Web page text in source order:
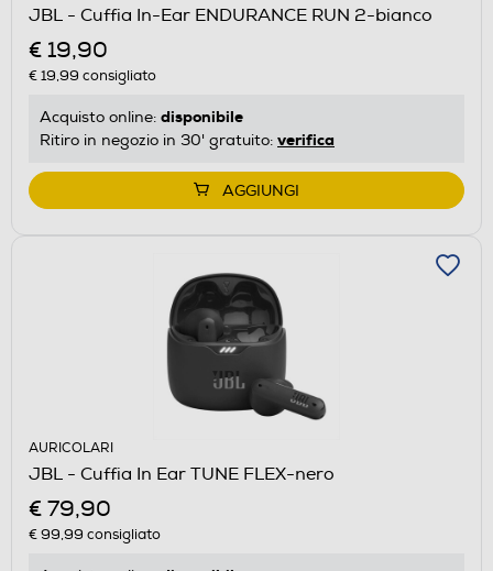
JBL - Cuffia In-Ear ENDURANCE RUN 2-bianco
€ 19,90
€ 19,99 consigliato
Acquisto online: disponibile
Ritiro in negozio in 30' gratuito: verifica
AGGIUNGI
AURICOLARI
JBL - Cuffia In Ear TUNE FLEX-nero
€ 79,90
€ 99,99 consigliato